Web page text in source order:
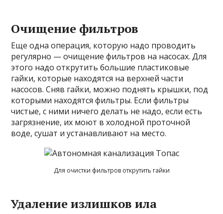
Очищение фильтров
Еще одна операция, которую надо проводить
регулярно — очищение фильтров на насосах. Для
этого надо открутить большие пластиковые
гайки, которые находятся на верхней части
насосов. Сняв гайки, можно поднять крышки, под
которыми находятся фильтры. Если фильтры
чистые, с ними ничего делать не надо, если есть
загрязнение, их моют в холодной проточной
воде, сушат и устанавливают на место.
Для очистки фильтров открутить гайки
Удаление излишков ила